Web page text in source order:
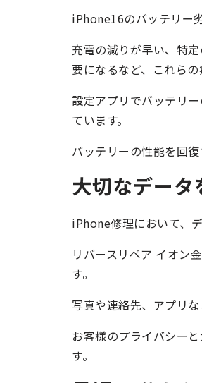
iPhone16のバッテリー
充電の減りが早い、特
要になるなど、これら
設定アプリでバッテリ
ています。
バッテリーの性能を回
大切なデー
iPhone修理において、
リバースリペア イオン
す。
写真や連絡先、アプリ
お客様のプライバシー
す。